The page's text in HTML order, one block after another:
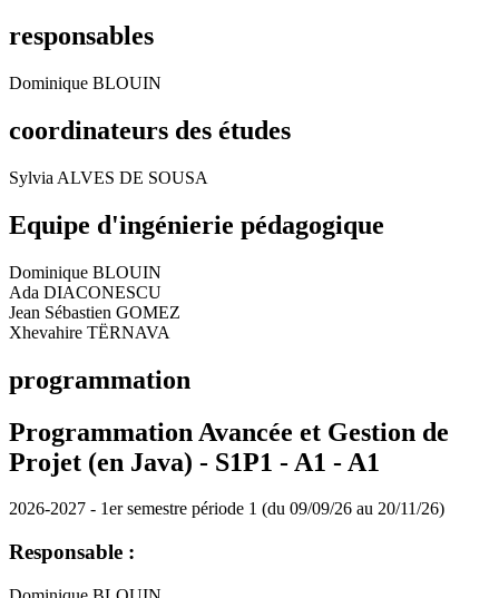
responsables
Dominique BLOUIN
coordinateurs des études
Sylvia ALVES DE SOUSA
Equipe d'ingénierie pédagogique
Dominique BLOUIN
Ada DIACONESCU
Jean Sébastien GOMEZ
Xhevahire TËRNAVA
programmation
Programmation Avancée et Gestion de
Projet (en Java) - S1P1 - A1 - A1
2026-2027 - 1er semestre période 1 (du 09/09/26 au 20/11/26)
Responsable :